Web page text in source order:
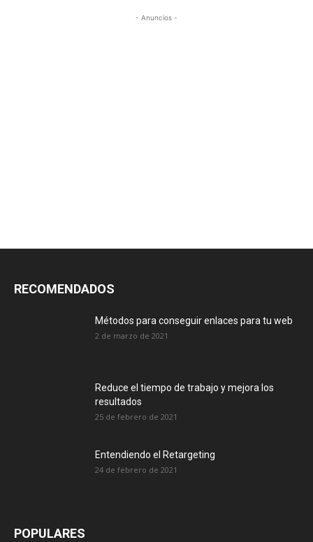
- Anuncios -
RECOMENDADOS
Métodos para conseguir enlaces para tu web
2 de marzo de 2021
Reduce el tiempo de trabajo y mejora los
resultados
25 de febrero de 2021
Entendiendo el Retargeting
24 de febrero de 2021
POPULARES